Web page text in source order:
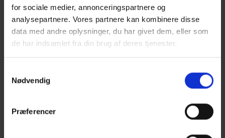
for sociale medier, annonceringspartnere og
analysepartnere. Vores partnere kan kombinere disse
data med andre oplysninger, du har givet dem, eller som
de har indsamlet fra din brug af deres tjenester.
Nødvendig
Præferencer
> TRÆfakta 04 Trægulve – Vurdering af udseende og svigt
> TRÆfakta 05 Trægulve – Svind og udvidelse
TRÆfakta 06 Trægulve – Vurdering af farveforskelle
TRÆfakta 07 Trægulve – Lakering
>TRÆfakta 08 Trægulve – Oliebehandling
TRÆfakta 10 Trægulve – Afslibning
TRÆtips 02 – Guide til gode trægulve